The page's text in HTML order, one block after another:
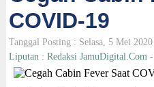
COVID-19
Tanggal Posting : Selasa, 5 Mei
Liputan : Redaksi JamuDigital.Com